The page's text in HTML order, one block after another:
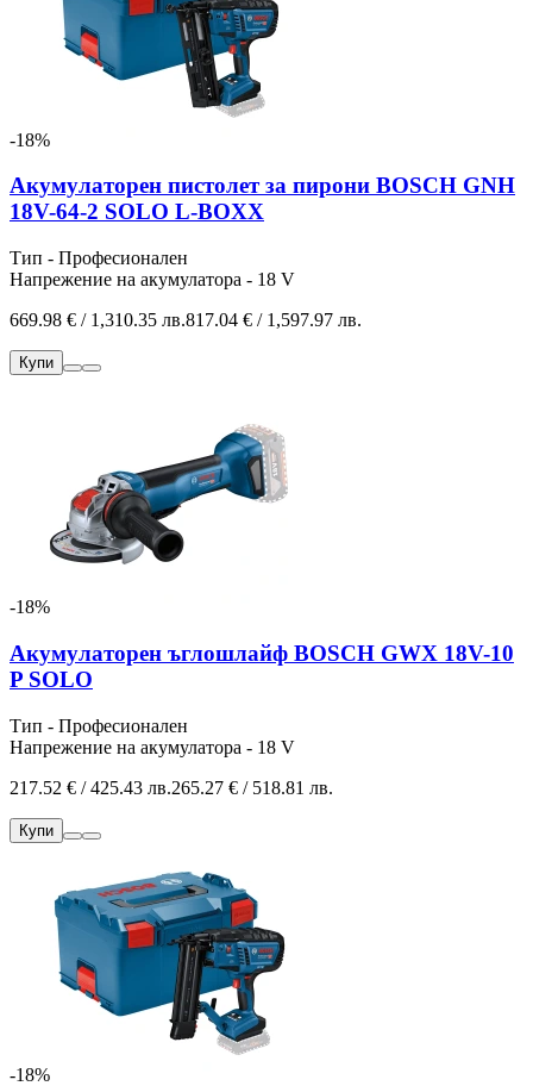
-18%
Акумулаторен пистолет за пирони BOSCH GNH
18V-64-2 SOLO L-BOXX
Тип - Професионален
Напрежение на акумулатора - 18 V
669.98 € / 1,310.35 лв.817.04 € / 1,597.97 лв.
Купи
-18%
Акумулаторен ъглошлайф BOSCH GWX 18V-10
P SOLO
Тип - Професионален
Напрежение на акумулатора - 18 V
217.52 € / 425.43 лв.265.27 € / 518.81 лв.
Купи
-18%